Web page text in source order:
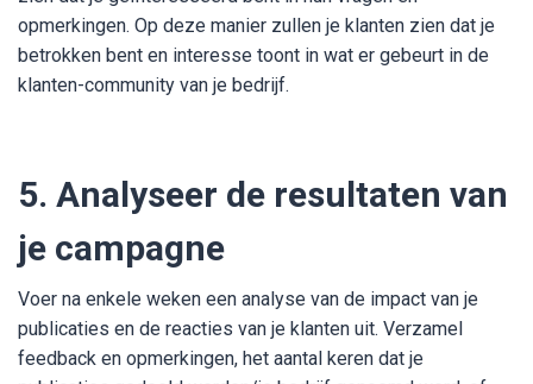
opmerkingen. Op deze manier zullen je klanten zien dat je
betrokken bent en interesse toont in wat er gebeurt in de
klanten-community van je bedrijf.
5. Analyseer de resultaten van
je campagne
Voer na enkele weken een analyse van de impact van je
publicaties en de reacties van je klanten uit. Verzamel
feedback en opmerkingen, het aantal keren dat je